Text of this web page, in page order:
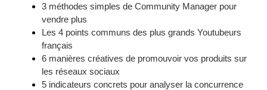
3 méthodes simples de Community Manager pour
vendre plus
Les 4 points communs des plus grands Youtubeurs
français
6 manières créatives de promouvoir vos produits sur
les réseaux sociaux
5 indicateurs concrets pour analyser la concurrence